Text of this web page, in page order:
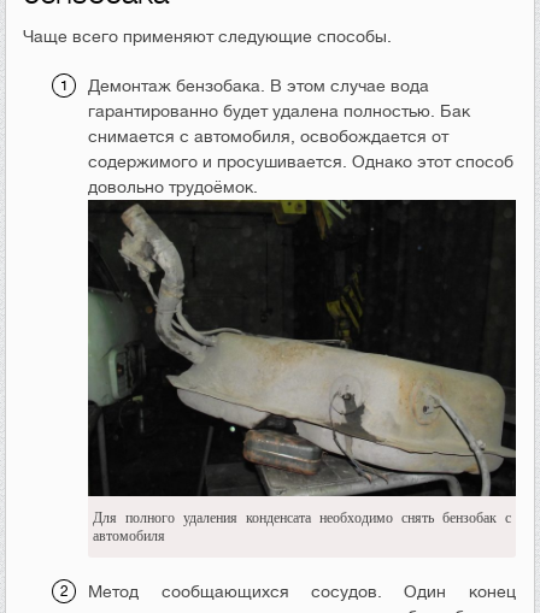
Чаще всего применяют следующие способы.
Демонтаж бензобака. В этом случае вода
гарантированно будет удалена полностью. Бак
снимается с автомобиля, освобождается от
содержимого и просушивается. Однако этот способ
довольно трудоёмок.
Для полного удаления конденсата необходимо снять бензобак с
автомобиля
Метод сообщающихся сосудов. Один конец